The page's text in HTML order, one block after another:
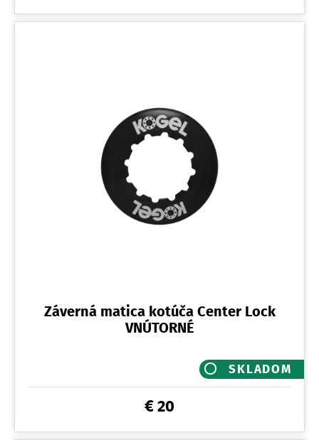
Záverná matica kotúča Center Lock
VNÚTORNÉ
SKLADOM
€ 20